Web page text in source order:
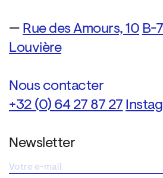
— Rue des Amours, 10 B-
Louvière
Nous contacter
+32 (0) 64 27 87 27
Newsletter